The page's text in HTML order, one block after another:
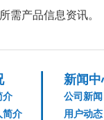
需产品信息资讯。
介
简介
新闻中
公司新闻
用户动态